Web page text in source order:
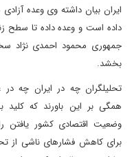
ایران بیان داشته وی وعده
جمهوری محمود احمدی نژاد
بخشد.
تحلیلگران چه در ایران چه در
همگی بر این باورند که کلید
وضعیت اقتصادی کشور یافتن
برای کاهش فشارهای ناشی از